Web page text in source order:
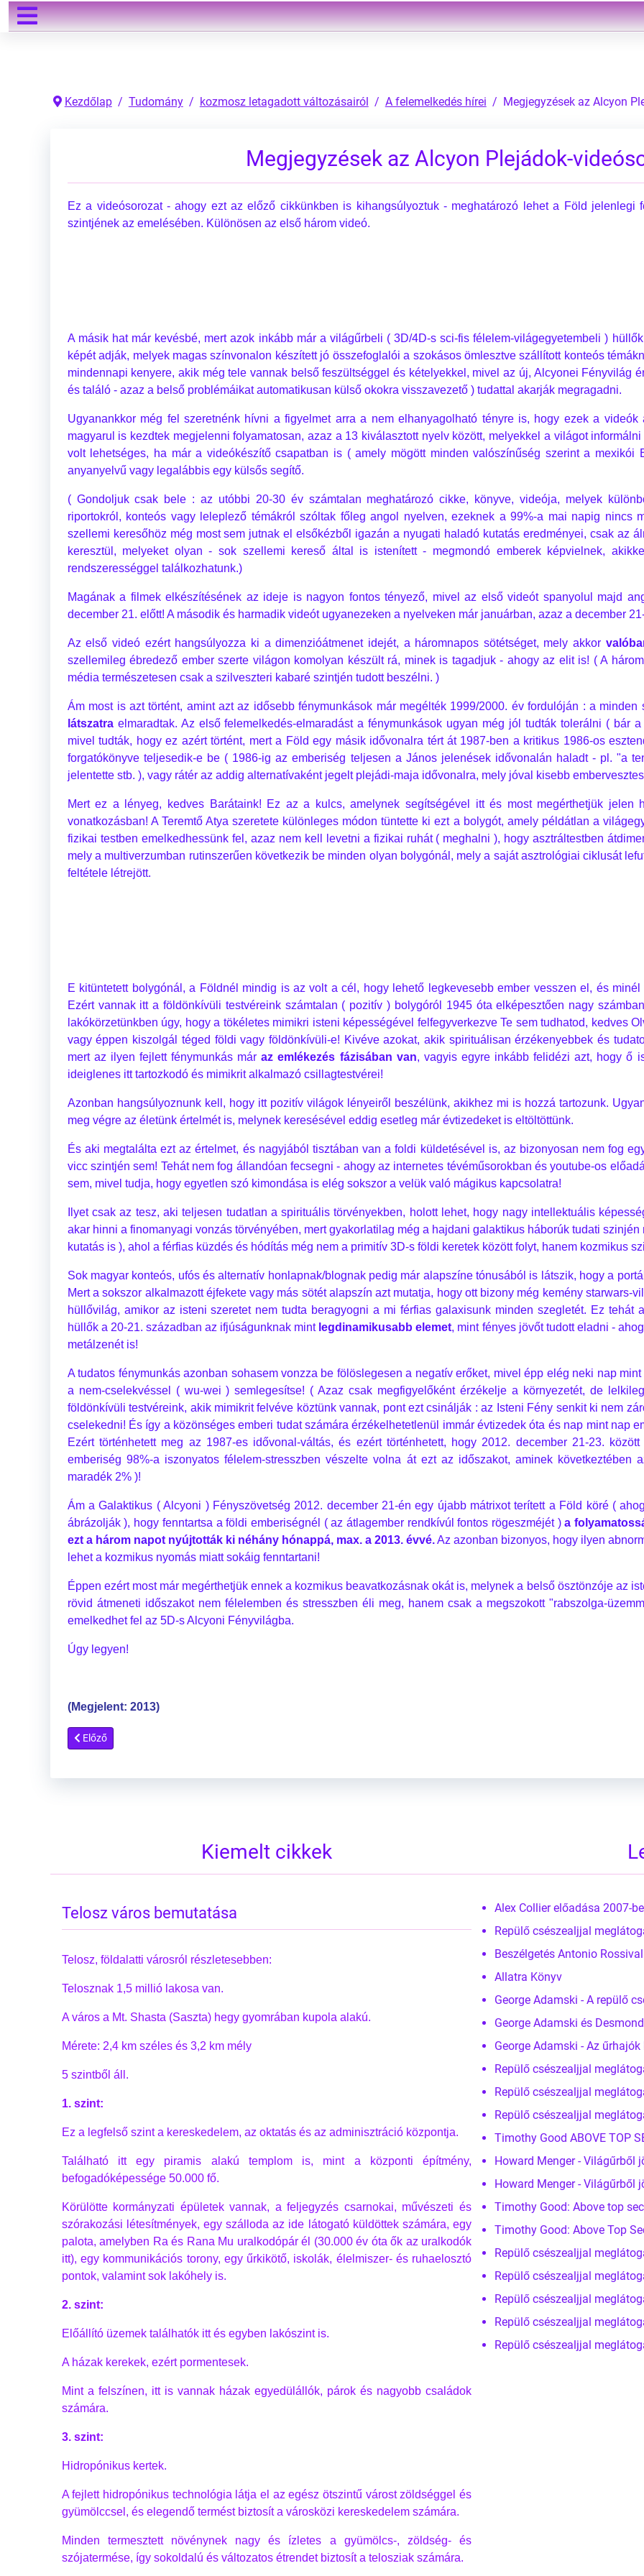
Kezdőlap Tudomány kozmosz letagadott változásairól A felemelkedés hírei Megjegyzések az Alcyon
Megjegyzések az Alcyon Plejádok-
Ez a videósorozat - ahogy ezt az előző cikkünkben is kihangsúlyoztuk - meghatározó lehet a Föld jelenlegi
szintjének az emelésében. Különösen az első három videó.
A másik hat már kevésbé, mert azok inkább már a világűrbeli ( 3D/4D-s sci-fis félelem-világegyetembeli )
képét adják, melyek magas színvonalon készített jó összefoglalói a szokásos ömlesztve szállított konteós
mindennapi kenyere, akik még tele vannak belső feszültséggel és kételyekkel, mivel az új, Alcyonei Fényvilág
és találó - azaz a belső problémáikat automatikusan külső okokra visszavezető ) tudattal akarják megragadni.
Ugyanankkor még fel szeretnénk hívni a figyelmet arra a nem elhanyagolható tényre is, hogy ezek a videók
magyarul is kezdtek megjelenni folyamatosan, azaz a 13 kiválasztott nyelv között, melyekkel a világot
volt lehetséges, ha már a videókészítő csapatban is ( amely mögött minden valószínűség szerint a mexikói
anyanyelvű vagy legalábbis egy külsős segítő.
( Gondoljuk csak bele : az utóbbi 20-30 év számtalan meghatározó cikke, könyve, videója, melyek
riportokról, konteós vagy leleplező témákról szóltak főleg angol nyelven, ezeknek a 99%-a mai napig nincs
szellemi keresőhöz még most sem jutnak el elsőkézből igazán a nyugati haladó kutatás eredményei, csak az
keresztül, melyeket olyan - sok szellemi kereső által is istenített - megmondó emberek képvielnek,
rendszerességgel találkozhatunk.)
Magának a filmek elkészítésének az ideje is nagyon fontos tényező, mivel az első videót spanyolul majd
december 21. előtt! A második és harmadik videót ugyanezeken a nyelveken már januárban, azaz a december
Az első videó ezért hangsúlyozza ki a dimenzióátmenet idejét, a háromnapos sötétséget, mely akkor
szellemileg ébredező ember szerte világon komolyan készült rá, minek is tagadjuk - ahogy az elit is! ( A
média természetesen csak a szilveszteri kabaré szintjén tudott beszélni. )
Ám most is azt történt, amint azt az idősebb fénymunkások már megélték 1999/2000. év fordulóján : a
látszatraelmaradtak. Az első felemelkedés-elmaradást a fénymunkások ugyan még jól tudták tolerálni ( bár
mivel tudták, hogy ez azért történt, mert a Föld egy másik idővonalra tért át 1987-ben a kritikus 1986-os
forgatókönyve teljesedik-e be ( 1986-ig az emberiség teljesen a János jelenések idővonalán haladt - pl. "a
jelentette stb. ), vagy rátér az addig alternatívaként jegelt plejádi-maja idővonalra, mely jóval kisebb
Mert ez a lényeg, kedves Barátaink! Ez az a kulcs, amelynek segítségével itt és most megérthetjük jelen
vonatkozásban! A Teremtő Atya szeretete különleges módon tüntette ki ezt a bolygót, amely példátlan a
fizikai testben emelkedhessünk fel, azaz nem kell levetni a fizikai ruhát ( meghalni ), hogy asztráltestben
mely a multiverzumban rutinszerűen következik be minden olyan bolygónál, mely a saját asztrológiai ciklusát
feltétele létrejött.
E kitüntetett bolygónál, a Földnél mindig is az volt a cél, hogy lehető legkevesebb ember vesszen el, és
Ezért vannak itt a földönkívüli testvéreink számtalan ( pozitív ) bolygóról 1945 óta elképesztően nagy
lakókörzetünkben úgy, hogy a tökéletes mimikri isteni képességével felfegyverkezve Te sem tudhatod, kedves
vagy éppen kiszolgál téged földi vagy földönkívüli-e! Kivéve azokat, akik spirituálisan érzékenyebbek és
mert az ilyen fejlett fénymunkás máraz emlékezés fázisában van, vagyis egyre inkább felidézi azt, hogy ő
ideiglenes itt tartozkodó és mimikrit alkalmazó csillagtestvérei!
Azonban hangsúlyoznunk kell, hogy itt pozitív világok lényeiről beszélünk, akikhez mi is hozzá tartozunk.
meg végre az életünk értelmét is, melynek keresésével eddig esetleg már évtizedeket is eltöltöttünk.
És aki megtalálta ezt az értelmet, és nagyjából tisztában van a foldi küldetésével is, az bizonyosan nem fog
vicc szintjén sem! Tehát nem fog állandóan fecsegni - ahogy az internetes tévéműsorokban és youtube-os
sem, mivel tudja, hogy egyetlen szó kimondása is elég sokszor a velük való mágikus kapcsolatra!
Ilyet csak az tesz, aki teljesen tudatlan a spirituális törvényekben, holott lehet, hogy nagy intellektuális
akar hinni a finomanyagi vonzás törvényében, mert gyakorlatilag még a hajdani galaktikus háborúk tudati
kutatás is ), ahol a férfias küzdés és hódítás még nem a primitív 3D-s földi keretek között folyt, hanem kozmikus
Sok magyar konteós, ufós és alternatív honlapnak/blognak pedig már alapszíne tónusából is látszik, hogy a
Mert a sokszor alkalmazott éjfekete vagy más sötét alapszín azt mutatja, hogy ott bizony még kemény starwars-
hüllővilág, amikor az isteni szeretet nem tudta beragyogni a mi férfias galaxisunk minden szegletét. Ez tehát
hüllők a 20-21. században az ifjúságunknak mint legdinamikusabb elemet, mint fényes jövőt tudott eladni -
metálzenét is!
A tudatos fénymunkás azonban sohasem vonzza be fölöslegesen a negatív erőket, mivel épp elég neki nap
a nem-cselekvéssel ( wu-wei ) semlegesítse! ( Azaz csak megfigyelőként érzékelje a környezetét, de
földönkívüli testvéreink, akik mimikrit felvéve köztünk vannak, pont ezt csinálják : az Isteni Fény senkit ki nem
cselekedni! És így a közönséges emberi tudat számára érzékelhetetlenül immár évtizedek óta és nap mint nap
Ezért történhetett meg az 1987-es idővonal-váltás, és ezért történhetett, hogy 2012. december 21-23.
emberiség 98%-a iszonyatos félelem-stresszben vészelte volna át ezt az időszakot, aminek
maradék 2% )!
Ám a Galaktikus ( Alcyoni ) Fényszövetség 2012. december 21-én egy újabb mátrixot terített a Föld köré (
ábrázolják ), hogy fenntartsa a földi emberiségnél ( az átlagember rendkívúl fontos rögeszméjét )a
ezt a három napot nyújtották ki néhány hónappá, max. a 2013. évvé.Az azonban bizonyos, hogy ilyen
lehet a kozmikus nyomás miatt sokáig fenntartani!
Éppen ezért most már megérthetjük ennek a kozmikus beavatkozásnak okát is, melynek a belső ösztönzóje az
rövid átmeneti időszakot nem félelemben és stresszben éli meg, hanem csak a megszokott "rabszolga-
emelkedhet fel az 5D-s Alcyoni Fényvilágba.
Úgy legyen!
(Megjelent: 2013)
Előző cikk: Börtönfalakon belül sohasem lehet valódi változás
Előző
Kiemelt cikkek
Telosz város bemutatása
Telosz, földalatti városról részletesebben:
Telosznak 1,5 millió lakosa van.
A város a Mt. Shasta (Saszta) hegy gyomrában kupola alakú.
Mérete: 2,4 km széles és 3,2 km mély
5 szintből áll.
1. szint:
Ez a legfelső szint a kereskedelem, az oktatás és az adminisztráció központja.
Található itt egy piramis alakú templom is, mint a központi építmény,
befogadóképessége 50.000 fő.
Körülötte kormányzati épületek vannak, a feljegyzés csarnokai, művészeti és
szórakozási létesítmények, egy szálloda az ide látogató küldöttek számára, egy
palota, amelyben Ra és Rana Mu uralkodópár él (30.000 év óta ők az uralkodók
itt), egy kommunikációs torony, egy űrkikötő, iskolák, élelmiszer- és ruhaelosztó
pontok, valamint sok lakóhely is.
2. szint:
Előállító üzemek találhatók itt és egyben lakószint is.
A házak kerekek, ezért pormentesek.
Mint a felszínen, itt is vannak házak egyedülállók, párok és nagyobb családok
számára.
3. szint:
Hidropónikus kertek.
A fejlett hidropónikus technológia látja el az egész ötszintű várost zöldséggel és
gyümölccsel, és elegendő termést biztosít a városközi kereskedelem számára.
Minden termesztett növénynek nagy és ízletes a gyümölcs-, zöldség- és
szójatermése, így sokoldalú és változatos étrendet biztosít a telosziak számára.
Alex Collier előadása 2007-
Repülő csészealjjal
Beszélgetés Antonio
Allatra Könyv
George Adamski - A repülő
George Adamski és
George Adamski - Az űrhajók
Repülő csészealjjal
Repülő csészealjjal
Repülő csészealjjal
Timothy Good ABOVE TOP
Howard Menger - Világűrből
Howard Menger - Világűrből
Timothy Good: Above top
Timothy Good: Above Top
Repülő csészealjjal
Repülő csészealjjal
Repülő csészealjjal
Repülő csészealjjal
Repülő csészealjjal